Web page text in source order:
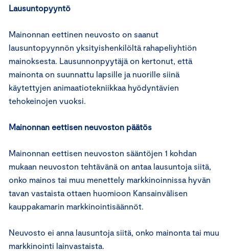
Lausuntopyyntö
Mainonnan eettinen neuvosto on saanut
lausuntopyynnön yksityishenkilöltä rahapeliyhtiön
mainoksesta. Lausunnonpyytäjä on kertonut, että
mainonta on suunnattu lapsille ja nuorille siinä
käytettyjen animaatiotekniikkaa hyödyntävien
tehokeinojen vuoksi.
Mainonnan eettisen neuvoston päätös
Mainonnan eettisen neuvoston sääntöjen 1 kohdan
mukaan neuvoston tehtävänä on antaa lausuntoja siitä,
onko mainos tai muu menettely markkinoinnissa hyvän
tavan vastaista ottaen huomioon Kansainvälisen
kauppakamarin markkinointisäännöt.
Neuvosto ei anna lausuntoja siitä, onko mainonta tai muu
markkinointi lainvastaista.